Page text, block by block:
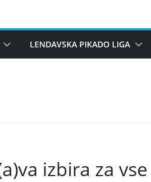
LENDAVSKA PIKADO LIGA
izbira za vse